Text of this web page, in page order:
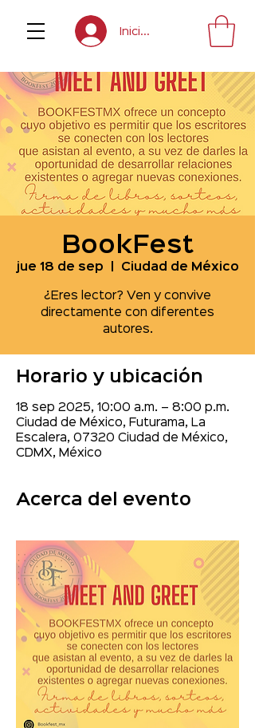
Inicia sesión
BookFest
jue 18 de sep Ciudad de México
¿Eres lector? Ven y convive
directamente con diferentes
autores.
Horario y ubicación
18 sep 2025, 10:00 a.m. – 8:00 p.m.
Ciudad de México, Futurama, La
Escalera, 07320 Ciudad de México,
CDMX, México
Acerca del evento